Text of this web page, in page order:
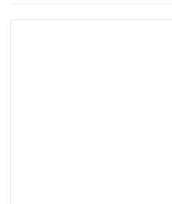
vendita.